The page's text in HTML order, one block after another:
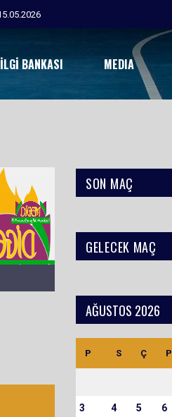
BANKASI MEDIA
SON MAÇ
GELECEK MAÇ
AĞUSTOS 2026
P S Ç P
3 4 5 6